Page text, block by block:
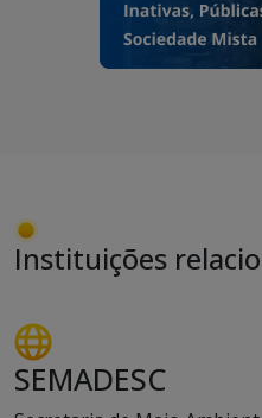
Instituições
SEMADESC